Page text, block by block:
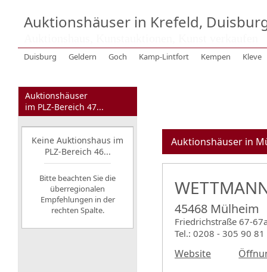
Auktionshäuser in Krefeld,
Duisburg Geldern Goch Kamp-Lintfort Kempen Kleve
Auktionshäuser in
45468 Mülheim
Friedrichstraße 67-
Tel.: 0208 - 305 90 81
Website
Auktionshäuser
im PLZ-Bereich 47...
Keine Auktionshaus im
PLZ-Bereich 46...
Bitte beachten Sie die
überregionalen
Empfehlungen in der
rechten Spalte.